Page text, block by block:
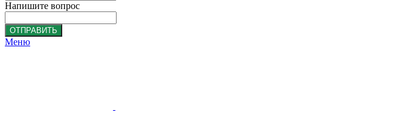
Напишите вопрос
ОТПРАВИТЬ
Меню